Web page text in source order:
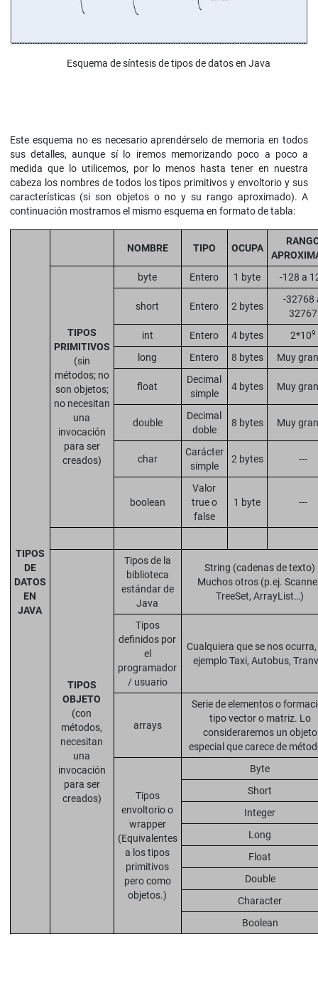
Esquema de síntesis de tipos de datos en Java
Este esquema no es necesario aprendérselo de memoria en todos
sus detalles, aunque sí lo iremos memorizando poco a poco a
medida que lo utilicemos, por lo menos hasta tener en nuestra
cabeza los nombres de todos los tipos primitivos y envoltorio y sus
características (si son objetos o no y su rango aproximado). A
continuación mostramos el mismo esquema en formato de tabla:
TIPOS
DE
DATOS
EN
JAVA
NOMBRE TIPO OCUPA
TIPOS
PRIMITIVOS
(sin
métodos; no
son objetos;
no necesitan
una
invocación
para ser
creados)
byte Entero 1 byte -128 a
short Entero 2 bytes
-32768
32767
int
Entero 4 bytes 2*109
long Entero 8 bytes Muy
float
Decimal
simple
4 bytes Muy
double
Decimal
doble
8 bytes Muy
char
Carácter
simple
2 bytes ---
boolean
Valor
true o
false
1 byte ---
TIPOS
OBJETO
(con
métodos,
necesitan
una
invocación
para ser
creados)
Tipos de la
biblioteca
estándar de
Java
String (cadenas de texto)
Muchos otros (p.ej.
TreeSet, ArrayList…)
Tipos
definidos por
el
programador
/ usuario
Cualquiera que se nos
ejemplo Taxi, Autobus,
arrays
Serie de elementos o
tipo vector o matriz. Lo
consideraremos un objeto
especial que carece de
Tipos
envoltorio o
wrapper
(Equivalentes
a los tipos
primitivos
pero como
objetos.)
Byte
Short
Integer
Long
Float
Double
Character
Boolean